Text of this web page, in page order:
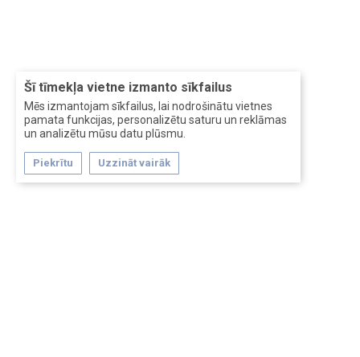
Šī tīmekļa vietne izmanto sīkfailus
Mēs izmantojam sīkfailus, lai nodrošinātu vietnes
pamata funkcijas, personalizētu saturu un reklāmas
un analizētu mūsu datu plūsmu.
Piekrītu Uzzināt vairāk